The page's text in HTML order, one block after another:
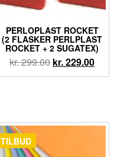
PERLOPLAST ROCKET
(2 FLASKER PERLPLAST
ROCKET + 2 SUGATEX)
kr.299.00 kr.229.00
TILBUD